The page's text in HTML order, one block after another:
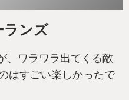
ランズ
、ワラワラ出てくる敵
はすごい楽しかったで